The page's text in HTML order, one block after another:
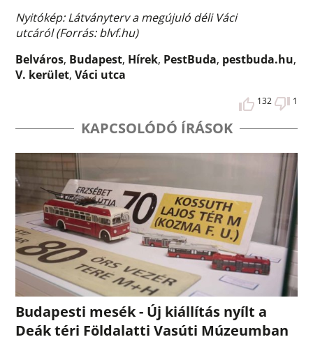
Nyitókép: Látványterv a megújuló déli Váci
utcáról (Forrás: blvf.hu)
Belváros, Budapest, Hírek, PestBuda, pestbuda.hu,
V. kerület,Váci utca
132 1
KAPCSOLÓDÓ ÍRÁSOK
Budapesti mesék - Új kiállítás nyílt a
Deák téri Földalatti Vasúti Múzeumban